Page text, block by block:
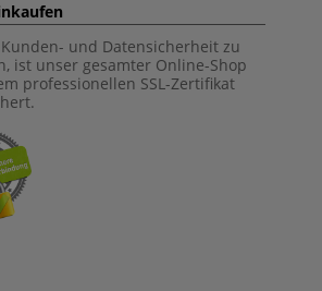
und Datensicherheit zu
ist unser gesamter Online-Shop
professionellen SSL-Zertifikat